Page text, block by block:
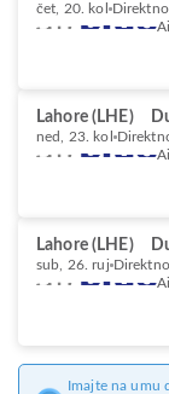
čet, 20. kol Direktno
Lahore (LHE)
ned, 23. kol
Lahore (LHE)
sub, 26. ruj Direktno
Imajte na umu